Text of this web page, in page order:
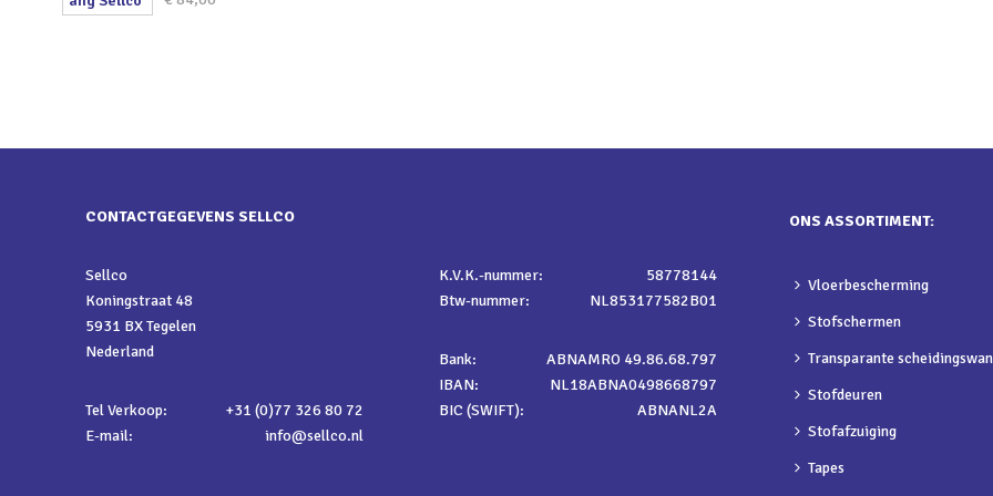
CONTACTGEGEVENS SELLCO
Sellco
Koningstraat 48
5931 BX Tegelen
Nederland
Tel Verkoop:
+31 (0)77 326 80 72
E-mail:
info@sellco.nl
K.V.K.-nummer:
58778144
Btw-nummer:
NL853177582B01
Bank:
ABNAMRO 49.86.68.797
IBAN:
NL18ABNA0498668797
BIC (SWIFT):
ABNANL2A
ONS ASSORTIMENT:
Vloerbescherming
Stofschermen
Transparante
Stofdeuren
Stofafzuiging
Tapes